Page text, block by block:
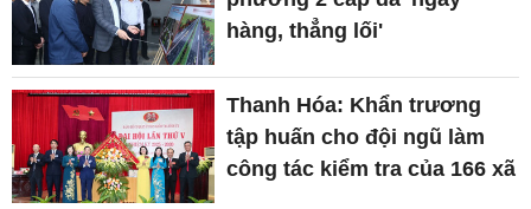
hàng, thẳng lối'
Thanh Hóa: Khẩn trương
tập huấn cho đội ngũ làm
công tác kiểm tra của 166 xã